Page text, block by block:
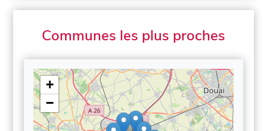
Communes les plus proches
+
−